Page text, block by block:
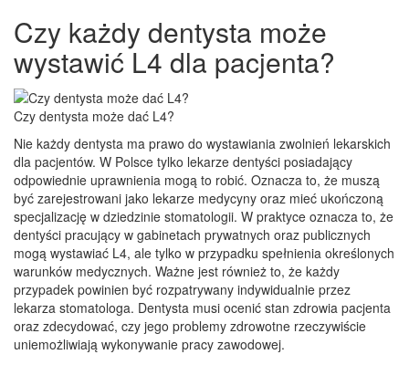
Czy każdy dentysta może
wystawić L4 dla pacjenta?
Czy dentysta może dać L4?
Nie każdy dentysta ma prawo do wystawiania zwolnień lekarskich
dla pacjentów. W Polsce tylko lekarze dentyści posiadający
odpowiednie uprawnienia mogą to robić. Oznacza to, że muszą
być zarejestrowani jako lekarze medycyny oraz mieć ukończoną
specjalizację w dziedzinie stomatologii. W praktyce oznacza to, że
dentyści pracujący w gabinetach prywatnych oraz publicznych
mogą wystawiać L4, ale tylko w przypadku spełnienia określonych
warunków medycznych. Ważne jest również to, że każdy
przypadek powinien być rozpatrywany indywidualnie przez
lekarza stomatologa. Dentysta musi ocenić stan zdrowia pacjenta
oraz zdecydować, czy jego problemy zdrowotne rzeczywiście
uniemożliwiają wykonywanie pracy zawodowej.